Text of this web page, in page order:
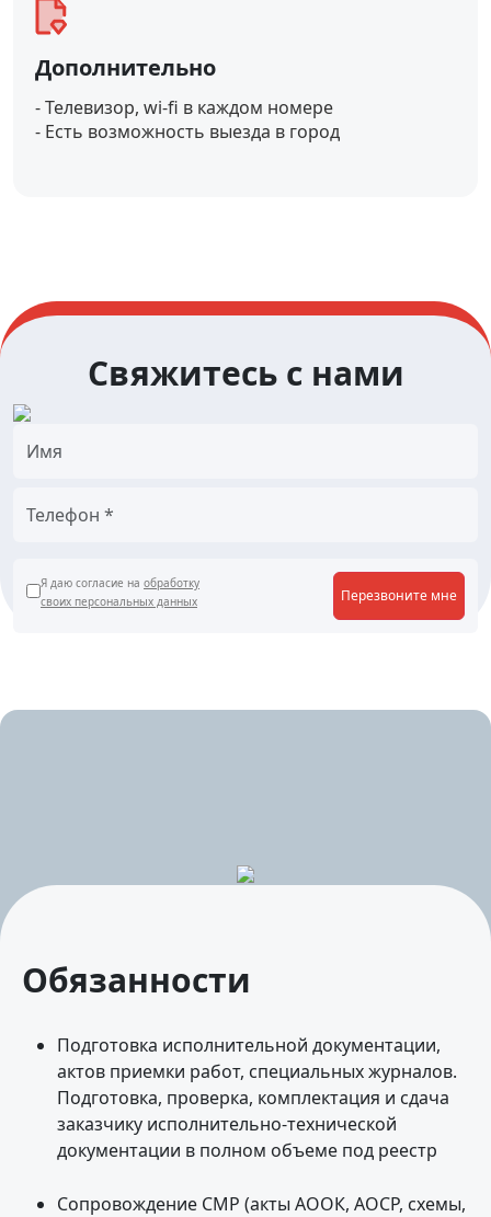
Дополнительно
- Телевизор, wi-fi в каждом номере
- Есть возможность выезда в город
Свяжитесь с нами
Я даю согласие на обработку
своих персональных данных
Перезвоните мне
Обязанности
Подготовка исполнительной документации,
актов приемки работ, специальных журналов.
Подготовка, проверка, комплектация и сдача
заказчику исполнительно-технической
документации в полном объеме под реестр
Сопровождение СМР (акты АООК, АОСР, схемы,